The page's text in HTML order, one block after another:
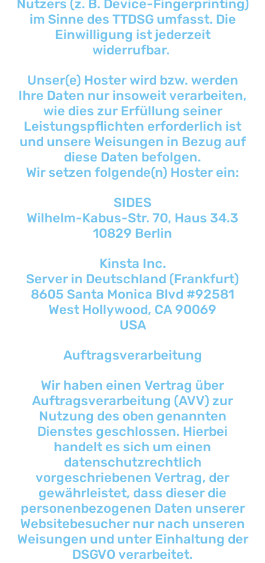
Nutzers (z. B. Device-Fingerprinting)
im Sinne des TTDSG umfasst. Die
Einwilligung ist jederzeit
widerrufbar.
Unser(e) Hoster wird bzw. werden
Ihre Daten nur insoweit verarbeiten,
wie dies zur Erfüllung seiner
Leistungspflichten erforderlich ist
und unsere Weisungen in Bezug auf
diese Daten befolgen.
Wir setzen folgende(n) Hoster ein:
SIDES
Wilhelm-Kabus-Str. 70, Haus 34.3
10829 Berlin
Kinsta Inc.
Server in Deutschland (Frankfurt)
8605 Santa Monica Blvd #92581
West Hollywood, CA 90069
USA
Auftragsverarbeitung
Wir haben einen Vertrag über
Auftragsverarbeitung (AVV) zur
Nutzung des oben genannten
Dienstes geschlossen. Hierbei
handelt es sich um einen
datenschutzrechtlich
vorgeschriebenen Vertrag, der
gewährleistet, dass dieser die
personenbezogenen Daten unserer
Websitebesucher nur nach unseren
Weisungen und unter Einhaltung der
DSGVO verarbeitet.